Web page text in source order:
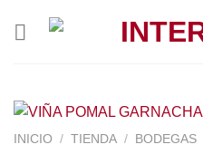
INICIO / TIENDA / BODEGAS